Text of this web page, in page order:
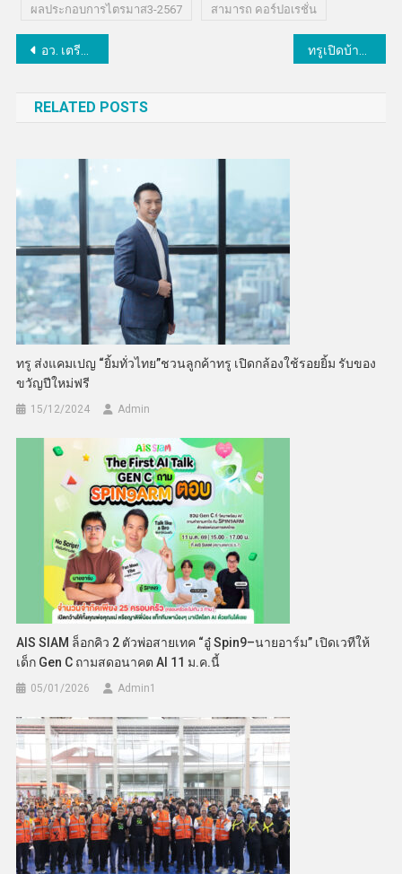
ผลประกอบการไตรมาส3-2567 สามารถ คอร์ปอเรชั่น
แนะแนว
อว. เตรียมพร้อมรับมือฝนตกหนักภาคใต้ส่ง Mobile War Room และทีมผู้พันวิทย์ ลงพื้นที่
RELATED POSTS
ทรู ส่งแคมเปญ “ยิ้มทั่วไทย”ชวนลูกค้าทรู เปิดกล้องใช้รอยยิ้ม รับของ
ขวัญปีใหม่ฟรี
15/12/2024 Admin
AIS SIAM ล็อกคิว 2 ตัวพ่อสายเทค “อู๋ Spin9–นายอาร์ม” เปิดเวทีให้
เด็ก Gen C ถามสดอนาคต AI 11 ม.ค.นี้
05/01/2026 Admin​1